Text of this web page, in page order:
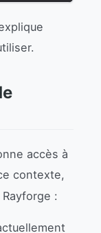
accès à
contexte,
: